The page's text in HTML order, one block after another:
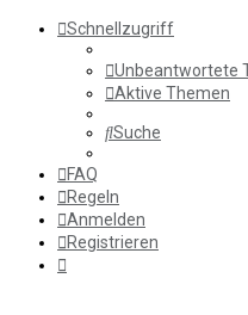
Schnellzugriff
Unbeantwortete
Aktive Themen
Suche
FAQ
Regeln
Anmelden
Registrieren